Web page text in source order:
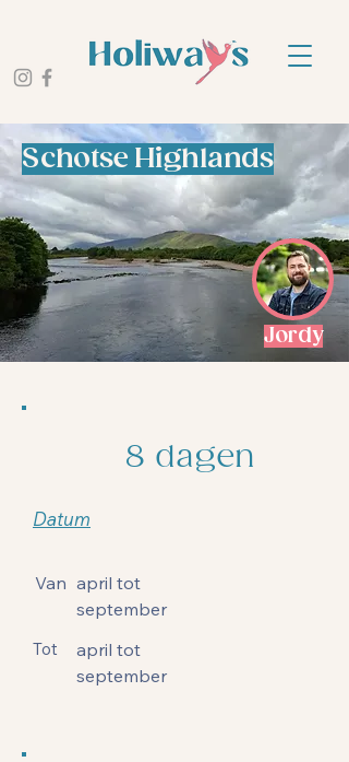
Schotse Highlands
Jordy
8 dagen
Datum
Van april tot
september
Tot
april tot
september